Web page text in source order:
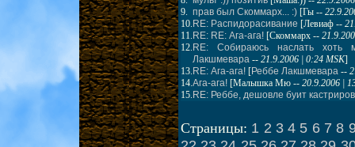
9. прав был Скоммарх... :) [Гы --
10. RE: Распидорасивание [Левиаф --
11. RE: RE: Ага-ага! [Скоммарх --
12. RE: Собираюсь наслать хоть
Лакшмевара -- 21.9.2006 | 0:24 MSK]
13. RE: Ага-ага! [Реббе Лакшмевара --
14.Ага-ага! [Малышка Мю -- 20.9.2006 |
15. RE: Реббе, дешовле буит
Страницы: 1 2 3 4 5 6 7 8